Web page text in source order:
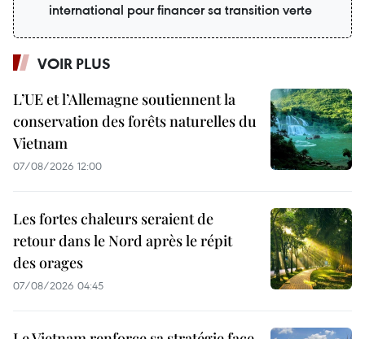
international pour financer sa transition verte
VOIR PLUS
L’UE et l’Allemagne soutiennent la
conservation des forêts naturelles du
Vietnam
07/08/2026 12:00
Les fortes chaleurs seraient de
retour dans le Nord après le répit
des orages
07/08/2026 04:45